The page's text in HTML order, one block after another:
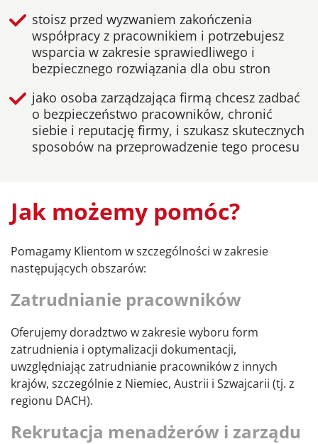
stoisz przed wyzwaniem zakończenia
współpracy z pracownikiem i potrzebujesz
wsparcia w zakresie sprawiedliwego i
bezpiecznego rozwiązania dla obu stron
jako osoba zarządzająca firmą chcesz zadbać
o bezpieczeństwo pracowników, chronić
siebie i reputację firmy, i szukasz skutecznych
sposobów na przeprowadzenie tego procesu
Jak możemy pomóc?
Pomagamy Klientom w szczególności w zakresie
następujących obszarów:
Zatrudnianie pracowników
Oferujemy doradztwo w zakresie wyboru form
zatrudnienia i optymalizacji dokumentacji,
uwzględniając zatrudnianie pracowników z innych
krajów, szczególnie z Niemiec, Austrii i Szwajcarii (tj. z
regionu DACH).
Rekrutacja menadżerów i zarządu